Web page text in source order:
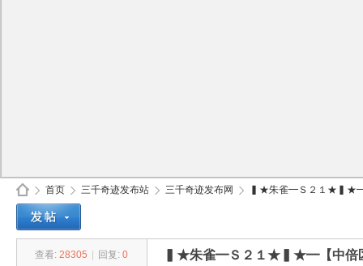
首页
›
三千奇迹发布站 三千奇迹发布网
›
▍★朱雀━Ｓ２１★▍★━
查看: 28305 回复: 0 ▍★朱雀━Ｓ２１★▍★━【中倍区